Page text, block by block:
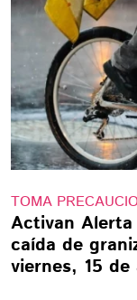
TOMA
Activan
caída de
viernes, 15 de